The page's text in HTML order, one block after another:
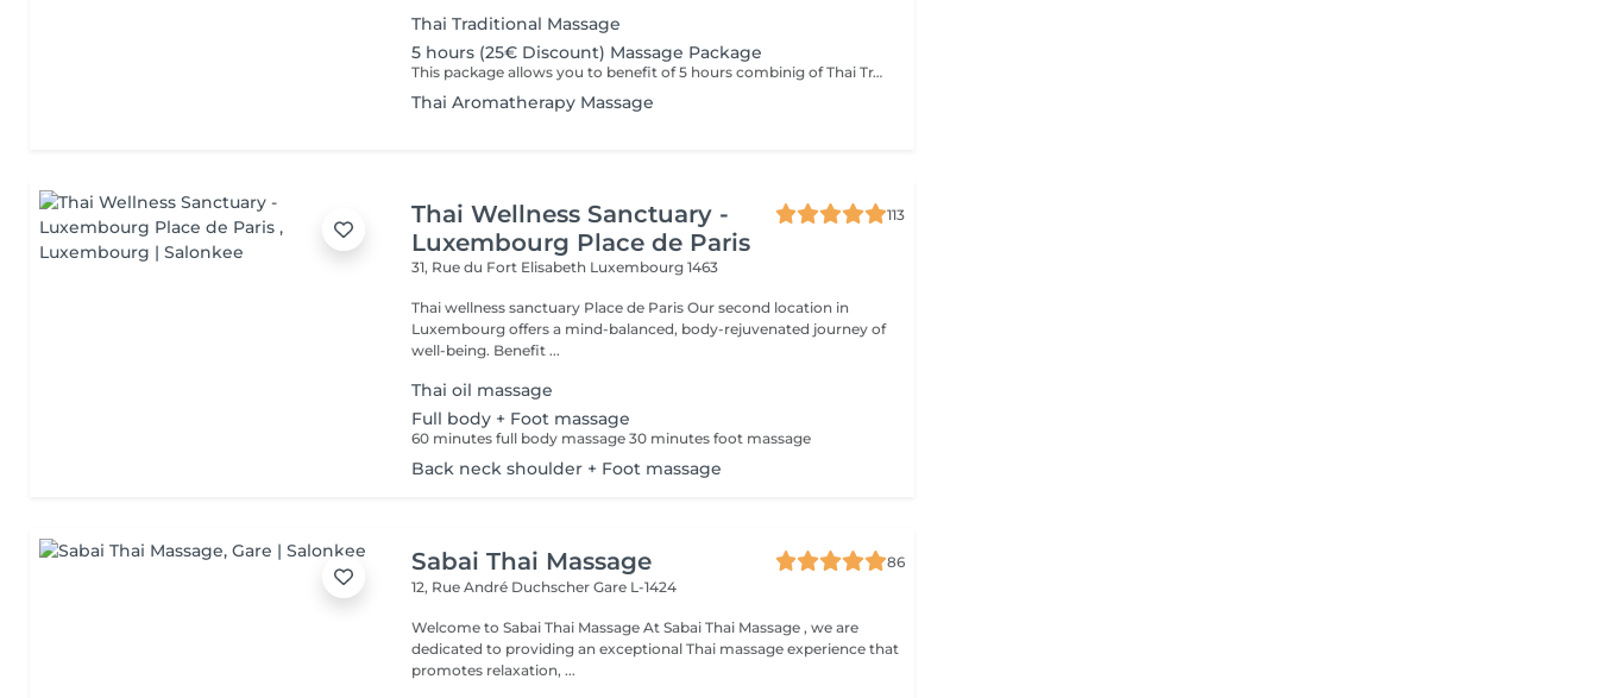
Thai Traditional Massage
5 hours (25€ Discount) Massage Package
This package allows you to benefit of 5 hours combinig of Thai Traditional ,Aromatheraphy or Foot massage as you wish. This packag is to be used in 6 months after purchase.
Thai Aromatherapy Massage
Thai Wellness Sanctuary -
Luxembourg Place de Paris
113
31, Rue du Fort Elisabeth Luxembourg 1463
Thai wellness sanctuary Place de Paris Our second location in
Luxembourg offers a mind-balanced, body-rejuvenated journey of
well-being. Benefit ...
Thai oil massage
Full body + Foot massage
60 minutes full body massage 30 minutes foot massage
Back neck shoulder + Foot massage
Sabai Thai Massage
86
12, Rue André DuchscherGare L-1424
Welcome to Sabai Thai Massage At Sabai Thai Massage , we are
dedicated to providing an exceptional Thai massage experience that
promotes relaxation, ...